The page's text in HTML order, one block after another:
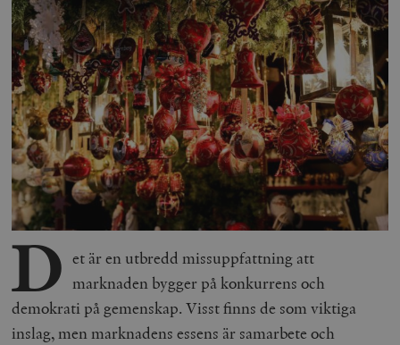
D et är en utbredd missuppfattning att
marknaden bygger på konkurrens och
demokrati på gemenskap. Visst finns de som viktiga
inslag, men marknadens essens är samarbete och